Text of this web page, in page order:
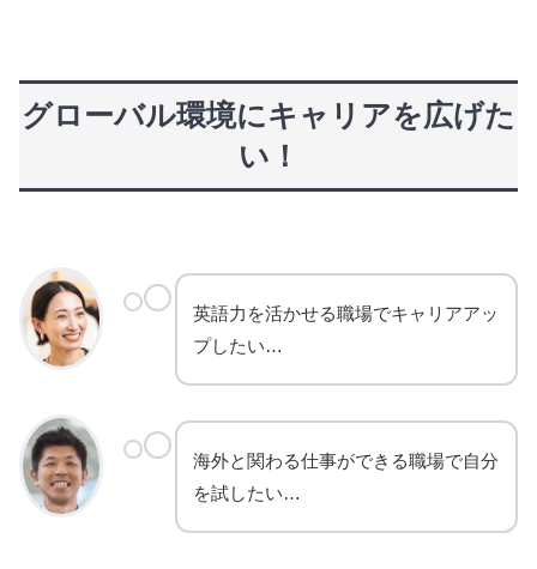
グローバル環境にキャリアを広げた
い！
英語力を活かせる職場でキャリアアッ
プしたい…
海外と関わる仕事ができる職場で自分
を試したい…